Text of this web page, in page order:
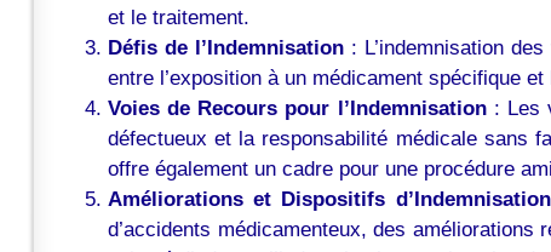
et le traitement.
Défis de l’Indemnisation : L’indemnisation
entre l’exposition à un médicament spécifique
Voies de Recours pour l’Indemnisation: Les
défectueux et la responsabilité médicale sans
offre également un cadre pour une procédure
Améliorations et Dispositifs d’Indemnisation
d’accidents médicamenteux, des